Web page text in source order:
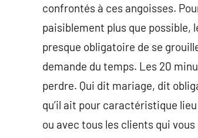
confrontés à ces angoisses.
paisiblement plus que possible,
presque obligatoire de se
demande du temps. Les 20
perdre. Qui dit mariage, dit
qu’il ait pour caractéristique
ou avec tous les clients qui